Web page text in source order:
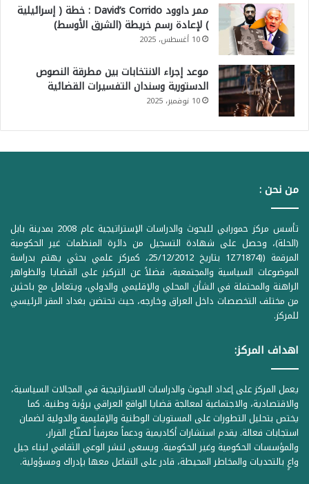
ممر داوود David’s Corrido : خطة ( إسرائيلية
) لإعادة رسم خريطة (الشرق الأوسط)
10 أغسطس، 2025
موعد إجراء الانتخابات بين مطرقة النصوص
الدستورية وسندان التفسيرات القضائية
10 نوفمبر، 2025
من نحن :
تأسس مركز حمورابي للبحوث والدراسات الإستراتيجية عام 2008 بمدينة بابل
(الحلة)، وحصل على شهادة التسجيل من دائرة المنظمات غير الحكومية
المرقمة ((1Z71874 بتاريخ 25/12/2012، كمركز علمي بحثي يهتم بدراسة
الموضوعات السياسية والمجتمعية، فضلاً عن التركيز على القضايا والظواهر
الراهنة والمحتملة في الشأن المحلي والإقليمي والدولي، ويتعامل مع باحثين
من مختلف التخصصات داخل العراق وخارجه، حيث تحتضن بغداد المقر الرئيسي
للمركز.
اهداف المركز:
يعمل المركز على إعداد البحوث والدراسات الاستراتيجية في المجالات السياسية،
والاقتصادية، والاجتماعية لمعالجة قضايا الواقع العراقي برؤية وطنية. كما
يختص بتحليل التطورات على المستويات الوطنية والإقليمية والدولية لضمان
استجابات فعالة. يقدم استشارات أكاديمية ودعماً معرفياً لصنّاع القرار،
والمؤسسات الحكومية وغير الحكومية. ويسعى لنشر الوعي الثقافي لبناء جيل
واعٍ بالتحديات والمخاطر المحيطة، قادر على التفاعل معها بإدراك ومسؤولية.